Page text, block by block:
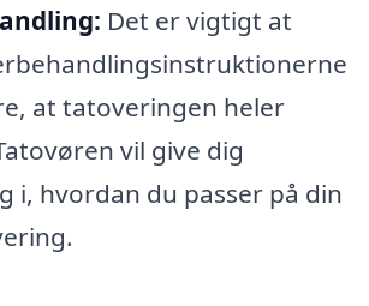
Det er vigtigt at
at tatoveringen heler
vil give dig
i, hvordan du passer på din